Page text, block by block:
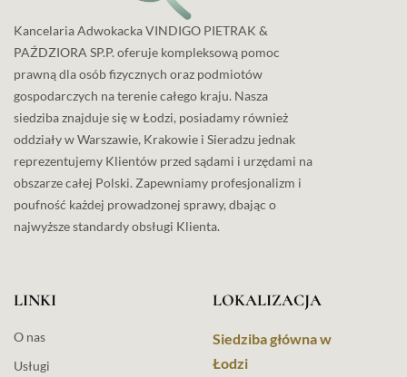
Kancelaria Adwokacka VINDIGO PIETRAK &
PAŹDZIORA SP.P. oferuje kompleksową pomoc
prawną dla osób fizycznych oraz podmiotów
gospodarczych na terenie całego kraju. Nasza
siedziba znajduje się w Łodzi, posiadamy również
oddziały w Warszawie, Krakowie i Sieradzu jednak
reprezentujemy Klientów przed sądami i urzędami na
obszarze całej Polski. Zapewniamy profesjonalizm i
poufność każdej prowadzonej sprawy, dbając o
najwyższe standardy obsługi Klienta.
LINKI
O nas
Usługi
LOKALIZACJA
Siedziba główna w
Łodzi